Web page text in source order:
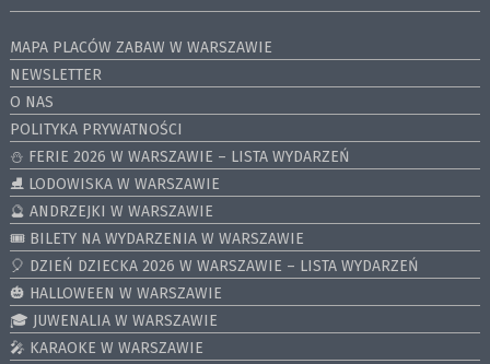
MAPA PLACÓW ZABAW W WARSZAWIE
NEWSLETTER
O NAS
POLITYKA PRYWATNOŚCI
⛄️ FERIE 2026 W WARSZAWIE – LISTA WYDARZEŃ
⛸ LODOWISKA W WARSZAWIE
🔮 ANDRZEJKI W WARSZAWIE
🎟️ BILETY NA WYDARZENIA W WARSZAWIE
🎈 DZIEŃ DZIECKA 2026 W WARSZAWIE – LISTA WYDARZEŃ
🎃 HALLOWEEN W WARSZAWIE
🎓 JUWENALIA W WARSZAWIE
🎤 KARAOKE W WARSZAWIE